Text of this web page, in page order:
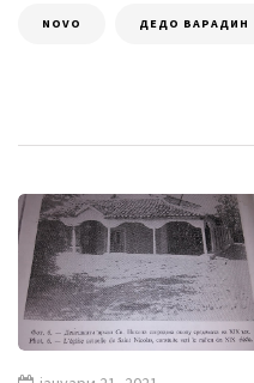
NOVO ДЕДО ВАРАДИН